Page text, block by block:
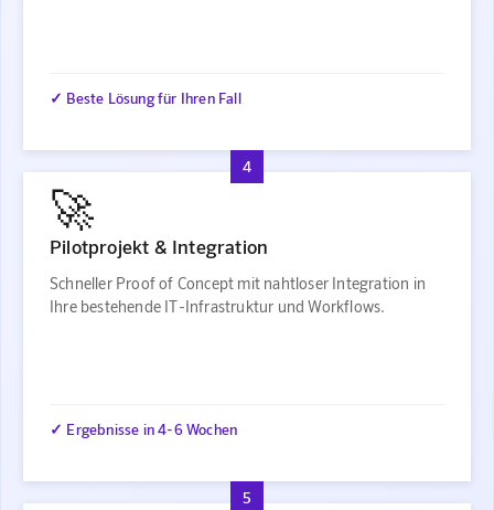
✓ Beste Lösung für Ihren Fall
4
🚀
Pilotprojekt & Integration
Schneller Proof of Concept mit nahtloser Integration in
Ihre bestehende IT-Infrastruktur und Workflows.
✓ Ergebnisse in 4-6 Wochen
5